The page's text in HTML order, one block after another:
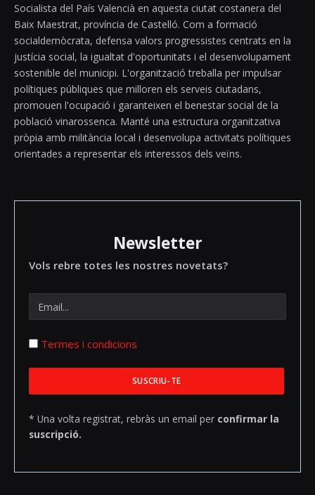
Socialista del País Valencià en aquesta ciutat costanera del
Baix Maestrat, província de Castelló. Com a formació
socialdemòcrata, defensa valors progressistes centrats en la
justícia social, la igualtat d'oportunitats i el desenvolupament
sostenible del municipi. L'organització treballa per impulsar
polítiques públiques que milloren els serveis ciutadans,
promouen l'ocupació i garanteixen el benestar social de la
població vinarossenca. Manté una estructura organitzativa
pròpia amb militància local i desenvolupa activitats polítiques
orientades a representar els interessos dels veïns.
Newsletter
Vols rebre totes les nostres novetats?
Termes i condicions
* Una volta registrat, rebràs un email per confirmar la
suscripció.